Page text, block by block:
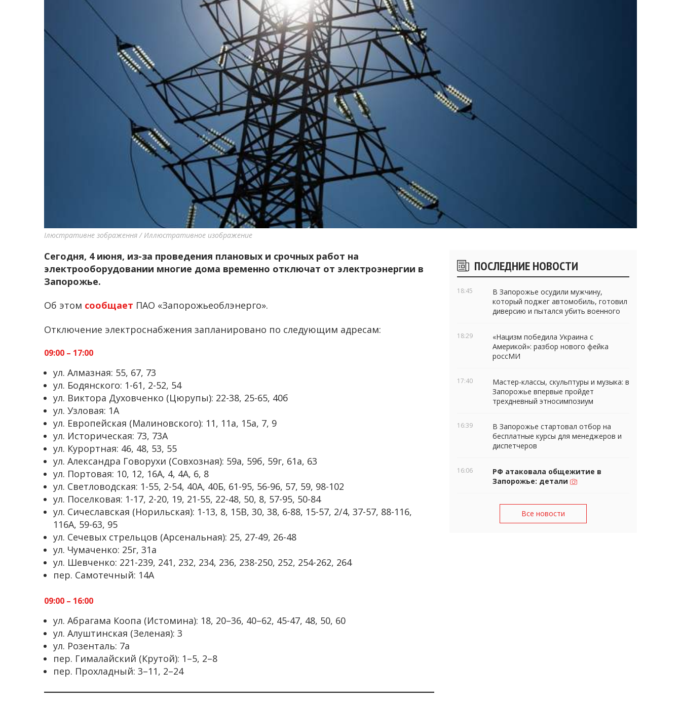
Ілюстративне зображення / Иллюстративное изображение
Сегодня, 4 июня, из-за проведения плановых и срочных работ на
электрооборудовании многие дома временно отключат от электроэнергии в
Запорожье.
Об этом сообщает ПАО «Запорожьеоблэнерго».
Отключение электроснабжения запланировано по следующим адресам:
09:00 – 17:00
ул. Алмазная: 55, 67, 73
ул. Бодянского: 1-61, 2-52, 54
ул. Виктора Духовченко (Цюрупы): 22-38, 25-65, 40б
ул. Узловая: 1А
ул. Европейская (Малиновского): 11, 11а, 15а, 7, 9
ул. Историческая: 73, 73А
ул. Курортная: 46, 48, 53, 55
ул. Александра Говорухи (Совхозная): 59а, 59б, 59г, 61а, 63
ул. Портовая: 10, 12, 16А, 4, 4А, 6, 8
ул. Светловодская: 1-55, 2-54, 40А, 40Б, 61-95, 56-96, 57, 59, 98-102
ул. Поселковая: 1-17, 2-20, 19, 21-55, 22-48, 50, 8, 57-95, 50-84
ул. Сичеславская (Норильская): 1-13, 8, 15В, 30, 38, 6-88, 15-57, 2/4, 37-57, 88-116,
116А, 59-63, 95
ул. Сечевых стрельцов (Арсенальная): 25, 27-49, 26-48
ул. Чумаченко: 25г, 31а
ул. Шевченко: 221-239, 241, 232, 234, 236, 238-250, 252, 254-262, 264
пер. Самотечный: 14А
09:00 – 16:00
ул. Абрагама Коопа (Истомина): 18, 20–36, 40–62, 45-47, 48, 50, 60
ул. Алуштинская (Зеленая): 3
ул. Розенталь: 7а
пер. Гималайский (Крутой): 1–5, 2–8
пер. Прохладный: 3–11, 2–24
Боковые
виджеты
ПОСЛЕДНИЕ НОВОСТИ
18:45
В Запорожье осудили мужчину,
который поджег автомобиль, готовил
диверсию и пытался убить военного
18:29
«Нацизм победила Украина с
Америкой»: разбор нового фейка
россМИ
17:40
Мастер-классы, скульптуры и музыка: в
Запорожье впервые пройдет
трехдневный этносимпозиум
16:39
В Запорожье стартовал отбор на
бесплатные курсы для менеджеров и
диспетчеров
16:06
РФ атаковала общежитие в
Запорожье: детали
Все новости